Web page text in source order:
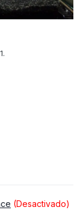
(Desactivado)